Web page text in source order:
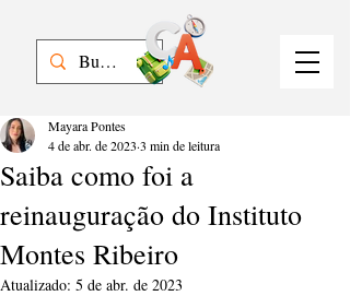
Saiba como foi a
reinauguração do Instituto
Montes Ribeiro
Mayara Pontes
4 de abr. de 2023 3 min de leitura
Atualizado: 5 de abr. de 2023